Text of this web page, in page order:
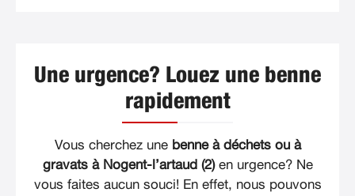
Une urgence? Louez une benne
rapidement
Vous cherchez une benne à déchets ou à
gravats à Nogent-l’artaud (2)en urgence? Ne
vous faites aucun souci! En effet, nous pouvons